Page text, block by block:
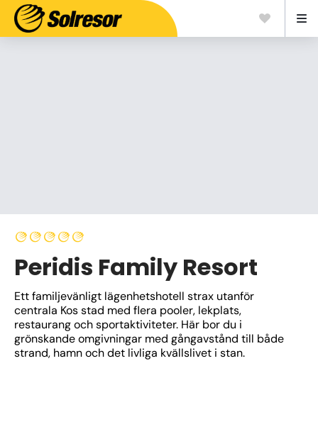
Peridis Family Resort
Ett familjevänligt lägenhetshotell strax utanför
centrala Kos stad med flera pooler, lekplats,
restaurang och sportaktiviteter. Här bor du i
grönskande omgivningar med gångavstånd till både
strand, hamn och det livliga kvällslivet i stan.